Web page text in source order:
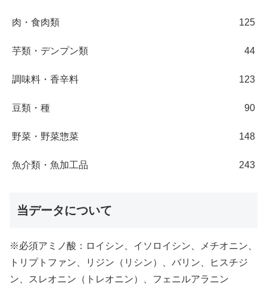
肉・食肉類 125
芋類・デンプン類 44
調味料・香辛料 123
豆類・種 90
野菜・野菜惣菜 148
魚介類・魚加工品 243
当データについて
※必須アミノ酸：ロイシン、イソロイシン、メチオニン、
トリプトファン、リジン（リシン）、バリン、ヒスチジ
ン、スレオニン（トレオニン）、フェニルアラニン